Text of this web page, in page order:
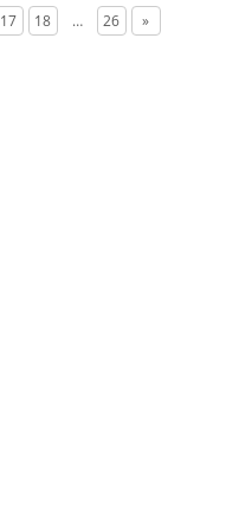
17 18 … 26 »